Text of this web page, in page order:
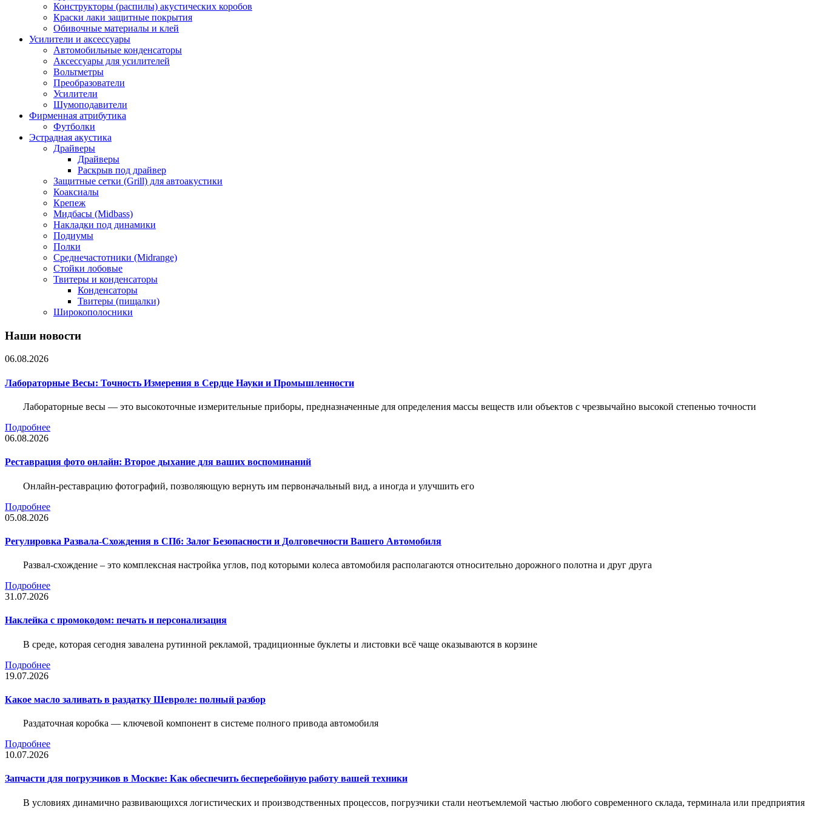
Конструкторы (распилы) акустических коробов
Краски лаки защитные покрытия
Обивочные материалы и клей
Усилители и аксессуары
Автомобильные конденсаторы
Аксессуары для усилителей
Вольтметры
Преобразователи
Усилители
Шумоподавители
Фирменная атрибутика
Футболки
Эстрадная акустика
Драйверы
Драйверы
Раскрыв под драйвер
Защитные сетки (Grill) для автоакустики
Коаксиалы
Крепеж
Мидбасы (Midbass)
Накладки под динамики
Подиумы
Полки
Среднечастотники (Midrange)
Стойки лобовые
Твитеры и конденсаторы
Конденсаторы
Твитеры (пищалки)
Широкополосники
Наши новости
06.08.2026
Лабораторные Весы: Точность Измерения в Сердце Науки и Промышленности
Лабораторные весы — это высокоточные измерительные приборы, предназначенные для определения массы веществ или объектов с чрезвычайно высокой степенью точности
Подробнее
06.08.2026
Реставрация фото онлайн: Второе дыхание для ваших воспоминаний
Онлайн-реставрацию фотографий, позволяющую вернуть им первоначальный вид, а иногда и улучшить его
Подробнее
05.08.2026
Регулировка Развала-Схождения в СПб: Залог Безопасности и Долговечности Вашего Автомобиля
Развал-схождение – это комплексная настройка углов, под которыми колеса автомобиля располагаются относительно дорожного полотна и друг друга
Подробнее
31.07.2026
Наклейка c промокодом: печать и персонализация
В среде, которая сегодня завалена рутинной рекламой, традиционные буклеты и листовки всё чаще оказываются в корзине
Подробнее
19.07.2026
Какое масло заливать в раздатку Шевроле: полный разбор
Раздаточная коробка — ключевой компонент в системе полного привода автомобиля
Подробнее
10.07.2026
Запчасти для погрузчиков в Москве: Как обеспечить бесперебойную работу вашей техники
В условиях динамично развивающихся логистических и производственных процессов, погрузчики стали неотъемлемой частью любого современного склада, терминала или предприятия